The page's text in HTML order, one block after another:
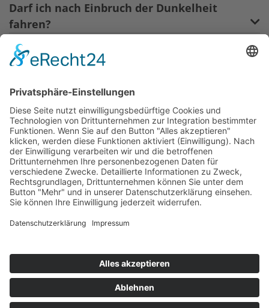
Darf ich nach Einbruch der Dunkelheit
fahren?
Was kostet Benzin in Peru?
FAQ - Peru - Allgemeine Fragen
Was ist die Höhenkrankheit und wie kann ich
sie vermeiden?
Welche kulinarischen Besonderheiten sollte
ich unbedingt probieren?
Kontakt Newsletter AGB Datenschutz
Cookie Einstellungen